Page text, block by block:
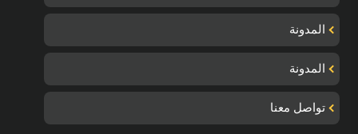
المدونة
المدونة
تواصل معنا